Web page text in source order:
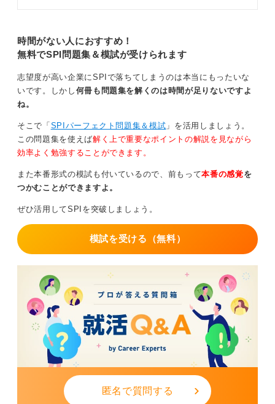
ンター、もしくはWebテスティング対策から進めておけ
ば安全でしょう。
効率的な対策をまとめておくと、SPI対策本で言語・非
言語問題を学習しておくこと、性格検査については回答
0
時間がない人におすすめ！
無料でSPI問題集＆模試が受けられます
志望度が高い企業にSPIで落ちてしまうのは本当にもったいな
いです。しかし 何冊も問題集を解くのは時間が足りないですよ
ね。
そこで「 SPIパーフェクト問題集＆模試 」を活用しましょう。
この問題集を使えば解く上で重要なポイントの解説を見ながら
効率よく勉強することができます。
また本番形式の模試も付いているので、前もって本番の感覚を
つかむことができますよ。
ぜひ活用してSPIを突破しましょう。
模試を受ける（無料）
匿名で質問する